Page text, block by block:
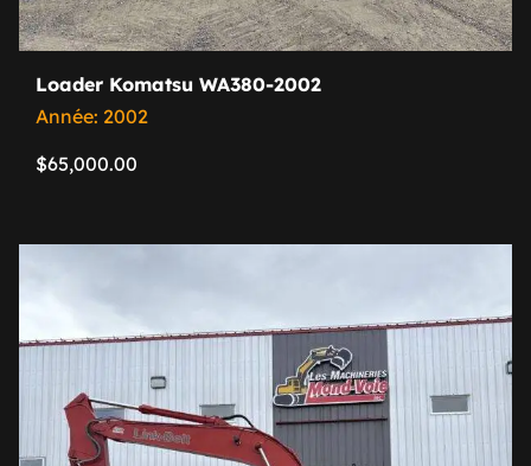
Loader Komatsu WA380-2002
Année: 2002
$65,000.00